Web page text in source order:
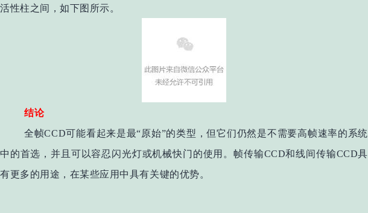
活性柱之间，如下图所示。
结论
全帧CCD可能看起来是最“原始”的类型，但它们仍然是不需要高帧速率的系统
中的首选，并且可以容忍闪光灯或机械快门的使用。帧传输CCD和线间传输CCD具
有更多的用途，在某些应用中具有关键的优势。